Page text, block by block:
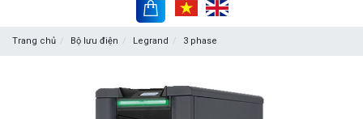
Trang chủ Bộ lưu điện Legrand 3 phase